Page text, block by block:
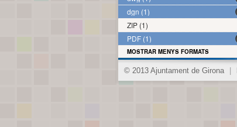
dgn (1)
ZIP (1)
PDF (1)
MOSTRAR MENYS FORMATS
© 2013 Ajuntament de Girona